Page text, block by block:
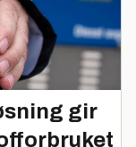
gir